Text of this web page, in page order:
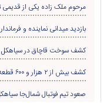
مرحوم ملک زاده یکی از
بازدید میدانی نماینده و
کشف سوخت قاچاق در سياهکل
کشف بیش از ۲ هزار و ۶۰۰ قطعه مرغ زنده بدون مجوز در سیاهکل
صعود تیم فوتبال شمال‌جا‌